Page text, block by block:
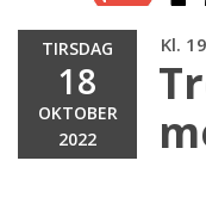
TIRSDAG
18
OKTOBER
2022
Kl.